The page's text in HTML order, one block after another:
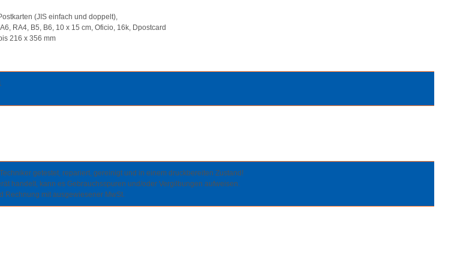
(JIS einfach und doppelt),
RA4, B5, B6, 10 x 15 cm, Oficio, 16k, Dpostcard
216 x 356 mm
getestet, repariert, gereinigt und in einem druckbereiten Zustand!
handelt, kann es Gebrauchsspuren und/oder Vergilbungen aufweisen.
Rechnung mit ausgewiesener MwSt.